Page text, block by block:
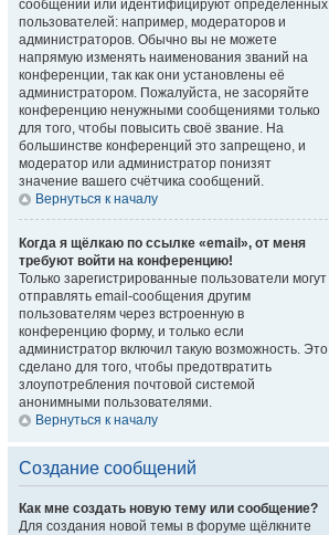
сообщений или идентифицируют определённых
пользователей: например, модераторов и
администраторов. Обычно вы не можете
напрямую изменять наименования званий на
конференции, так как они установлены её
администратором. Пожалуйста, не засоряйте
конференцию ненужными сообщениями только
для того, чтобы повысить своё звание. На
большинстве конференций это запрещено, и
модератор или администратор понизят
значение вашего счётчика сообщений.
Вернуться к началу
Когда я щёлкаю по ссылке «email», от меня
требуют войти на конференцию!
Только зарегистрированные пользователи могут
отправлять email-сообщения другим
пользователям через встроенную в
конференцию форму, и только если
администратор включил такую возможность. Это
сделано для того, чтобы предотвратить
злоупотребления почтовой системой
анонимными пользователями.
Вернуться к началу
Создание сообщений
Как мне создать новую тему или сообщение?
Для создания новой темы в форуме щёлкните